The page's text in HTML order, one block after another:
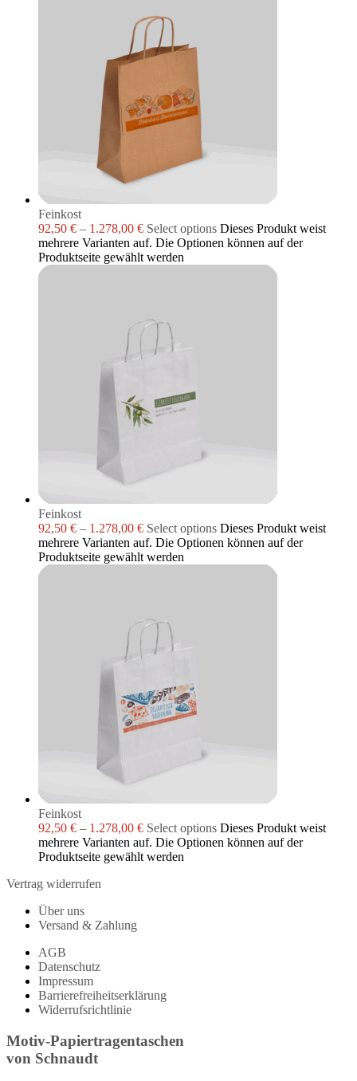
Feinkost
92,50 € – 1.278,00 € Select options Dieses Produkt weist
mehrere Varianten auf. Die Optionen können auf der
Produktseite gewählt werden
Feinkost
92,50 € – 1.278,00 € Select options Dieses Produkt weist
mehrere Varianten auf. Die Optionen können auf der
Produktseite gewählt werden
Feinkost
92,50 € – 1.278,00 € Select options Dieses Produkt weist
mehrere Varianten auf. Die Optionen können auf der
Produktseite gewählt werden
Vertrag widerrufen
Über uns
Versand & Zahlung
AGB
Datenschutz
Impressum
Barrierefreiheitserklärung
Widerrufsrichtlinie
Motiv-Papiertragentaschen
von Schnaudt